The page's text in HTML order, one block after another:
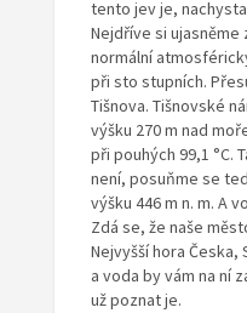
tento jev je,
Nejdříve si ujasněme
normální
při sto stupních.
Tišnova. Tišnovské
výšku 270 m nad
při pouhých 99,1 °C.
není, posuňme se
výšku 446 m n. m. A
Zdá se, že naše
Nejvyšší hora Česka,
a voda by vám na ní
už poznat je.